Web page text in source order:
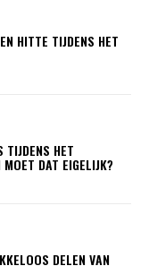
HITTE TIJDENS HET
TIJDENS HET
DAT EIGELIJK?
DELEN VAN